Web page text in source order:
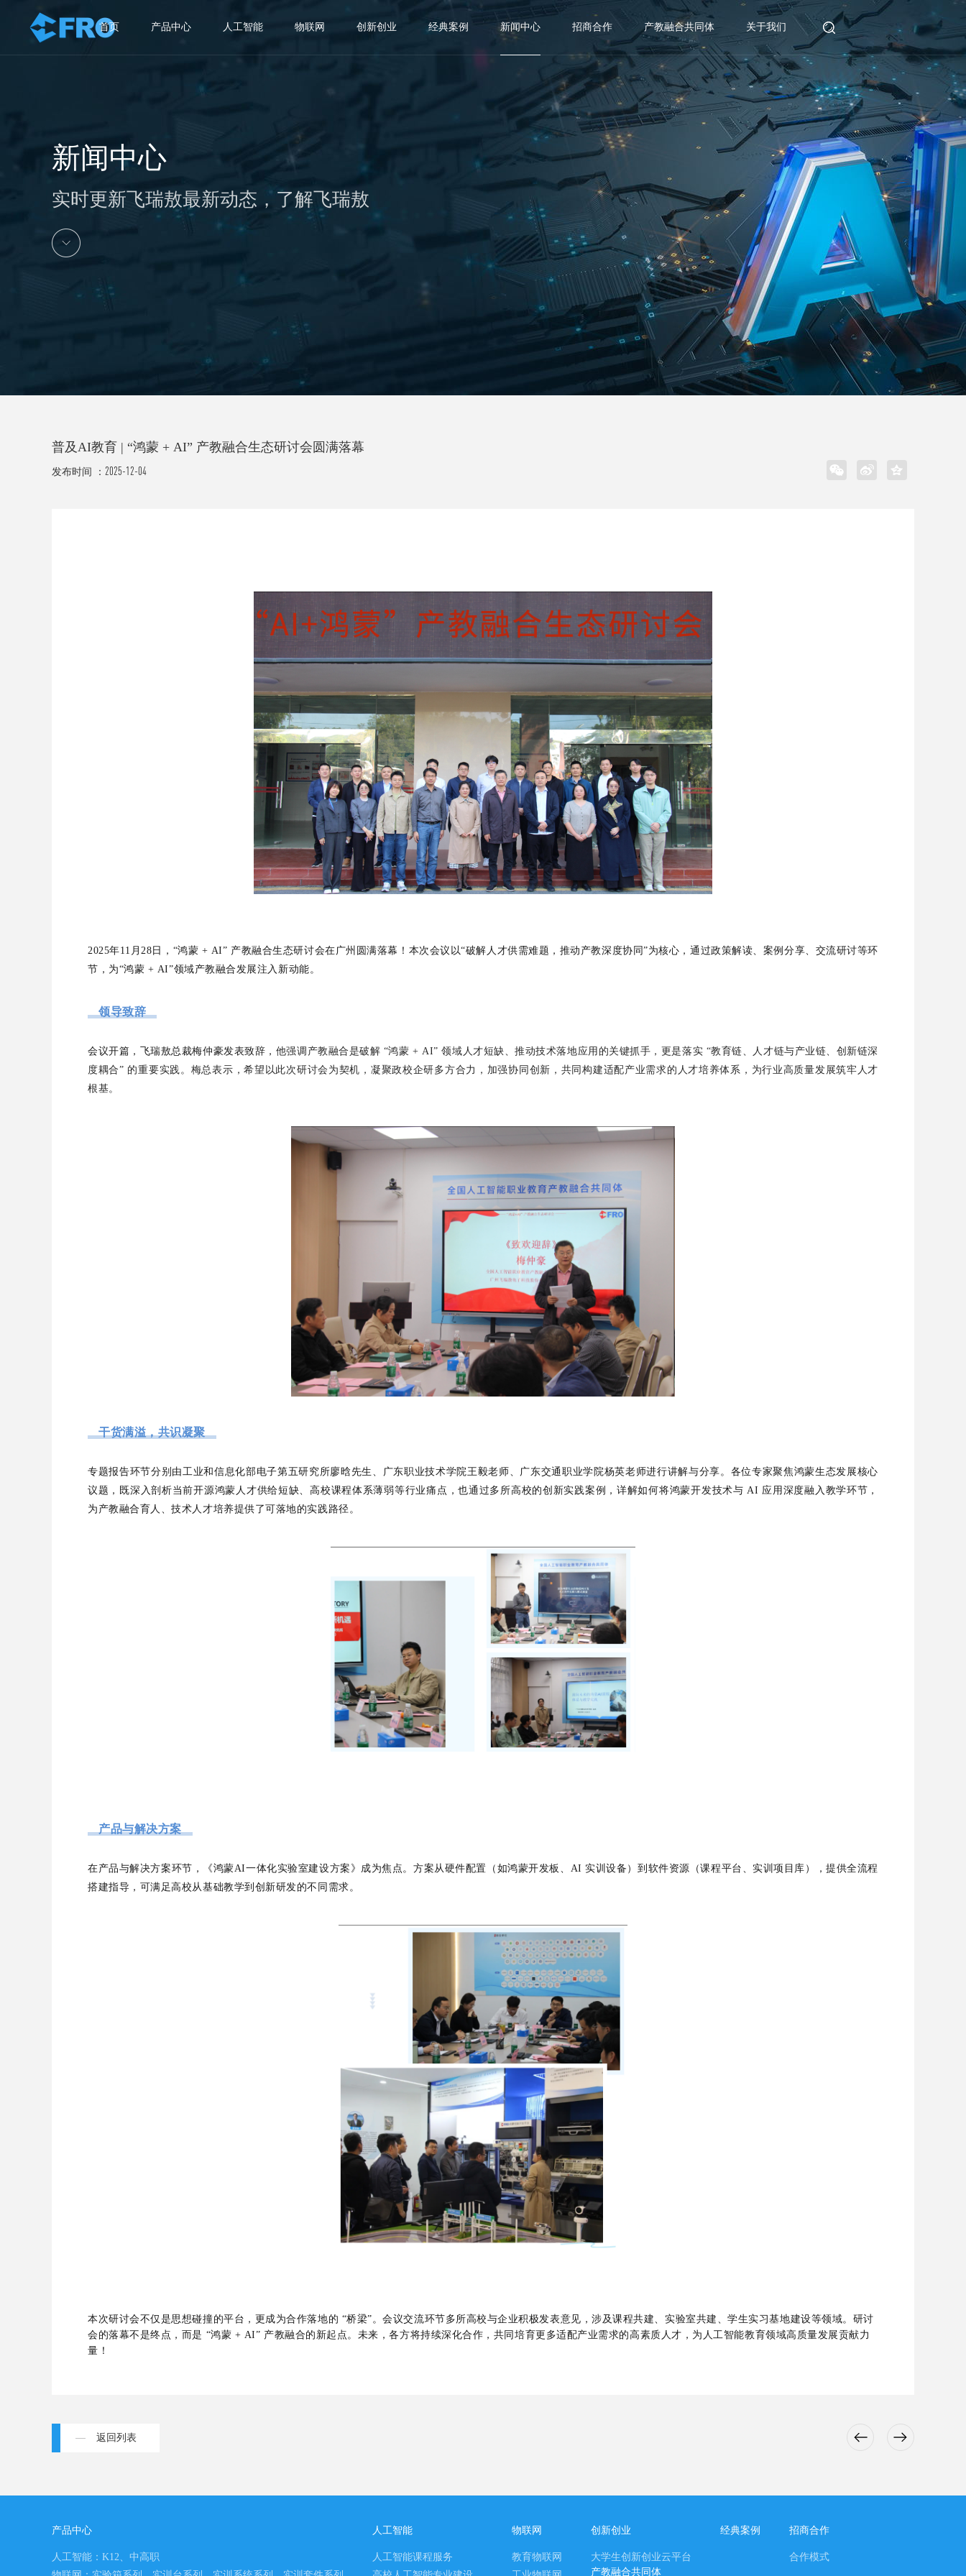
首页 产品中心 人工智能 物联网 创新创业 经典案例 新闻中心 招商合作 产教融合共同体 关于我们
新闻中心
实时更新飞瑞敖最新动态，了解飞瑞敖
普及AI教育 | “鸿蒙 + AI” 产教融合生态研讨会圆满落幕
发布时间 ： 2025-12-04
2025年11月28日，“鸿蒙 + AI” 产教融合生态研讨会在广州圆满落幕！本次会议以“破解人才供需难题，推动产教深度协同”为核心，通过政策解读、案例分享、交流研讨等环
节，为“鸿蒙 + AI”领域产教融合发展注入新动能。
领导致辞
会议开篇，飞瑞敖总裁梅仲豪发表致辞 ， 他强调产教融合是破解 “鸿蒙 + AI” 领域人才短缺、推动技术落地应用的关键抓手，更是落实 “教育链、人才链与产业链、创新链深
度耦合” 的重要实践。梅总表示，希望以此次研讨会为契机，凝聚政校企研多方合力，加强协同创新，共同构建适配产业需求的人才培养体系，为行业高质量发展筑牢人才
根基。
干货满溢，共识凝聚
专题报告环节分别由工业和信息化部电子第五研究所廖晗先生、广东职业技术学院王毅老师、广东交通职业学院杨英老师进行讲解与分享。各位专家聚焦鸿蒙生态发展核心
议题，既深入剖析当前开源鸿蒙人才供给短缺、高校课程体系薄弱等行业痛点，也通过多所高校的创新实践案例，详解如何将鸿蒙开发技术与 AI 应用深度融入教学环节，
为产教融合育人、技术人才培养提供了可落地的实践路径。
产品与解决方案
在产品与解决方案环节，《鸿蒙AI一体化实验室建设方案》成为焦点。方案从硬件配置（如鸿蒙开发板、AI 实训设备）到软件资源（课程平台、实训项目库），提供全流程
搭建指导，可满足高校从基础教学到创新研发的不同需求。
本次研讨会不仅是思想碰撞的平台，更成为合作落地的 “桥梁”。会议交流环节多所高校与企业积极发表意见，涉及课程共建、实验室共建、学生实习基地建设等领域。 研讨
会的落幕不是终点，而是 “鸿蒙 + AI” 产教融合的新起点。未来，各方将持续深化合作，共同培育更多适配产业需求的高素质人才，为人工智能教育领域高质量发展贡献力
量！
返回列表
产品中心
人工智能：K12、中高职
人工智能
人工智能课程服务
物联网
教育物联网
创新创业
大学生创新创业云平台
经典案例 招商合作
合作模式
产教融合共同体